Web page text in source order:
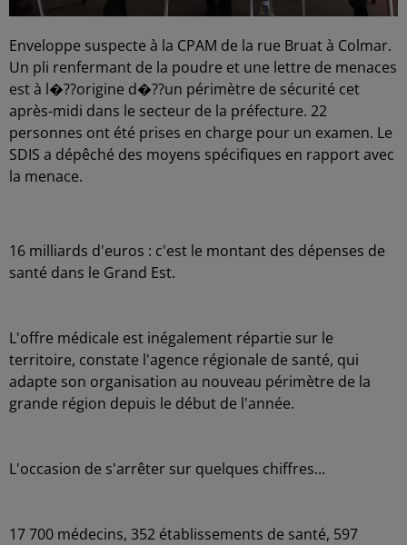
Enveloppe suspecte à la CPAM de la rue Bruat à Colmar.
Un pli renfermant de la poudre et une lettre de menaces
est à l�??origine d�??un périmètre de sécurité cet
après-midi dans le secteur de la préfecture. 22
personnes ont été prises en charge pour un examen. Le
SDIS a dépêché des moyens spécifiques en rapport avec
la menace.
16 milliards d'euros : c'est le montant des dépenses de
santé dans le Grand Est.
L'offre médicale est inégalement répartie sur le
territoire, constate l'agence régionale de santé, qui
adapte son organisation au nouveau périmètre de la
grande région depuis le début de l'année.
L'occasion de s'arrêter sur quelques chiffres...
17 700 médecins, 352 établissements de santé, 597